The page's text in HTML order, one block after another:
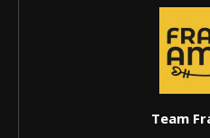
Team